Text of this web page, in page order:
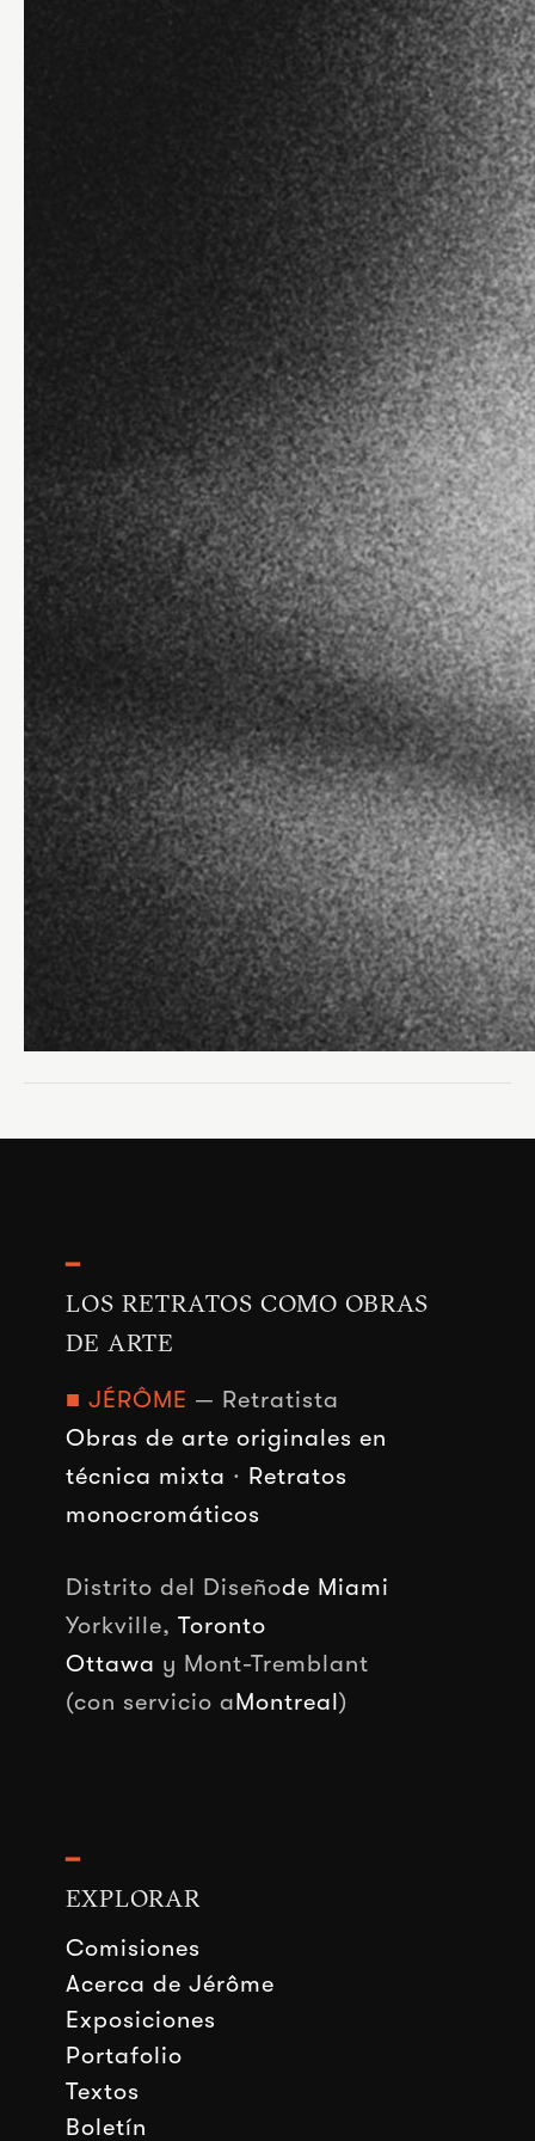
━
LOS RETRATOS COMO OBRAS
DE ARTE
■ JÉRÔME — Retratista
Obras de arte originales en
técnica mixta · Retratos
monocromáticos
Distrito del Diseñode Miami
Yorkville, Toronto
Ottawa y Mont-Tremblant
(con servicio aMontreal)
━
EXPLORAR
Comisiones
Acerca de Jérôme
Exposiciones
Portafolio
Textos
Boletín